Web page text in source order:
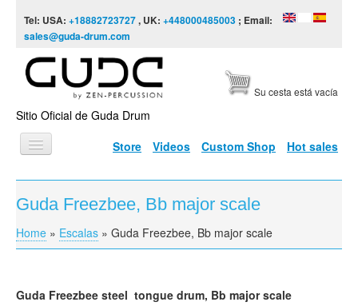
Tel: USA: +18882723727, UK: +448000485003 ; Email:
sales@guda-drum.com
Sitio Oficial de Guda Drum
Su cesta está vacía
Store Videos Custom Shop Hot sales
INICIO
TIPOS DE GUDA
DISEÑOS
INFORMACIÓN
Guda Freezbee, Bb major scale
You are here
Home » Escalas » Guda Freezbee, Bb major scale
Guda Freezbee steel tongue drum, Bb major scale